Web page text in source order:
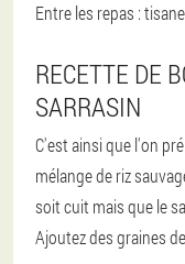
Entre les repas :
RECETTE DE
SARRASIN
C'est ainsi que l'on
mélange de riz
soit cuit mais que le
Ajoutez des graines